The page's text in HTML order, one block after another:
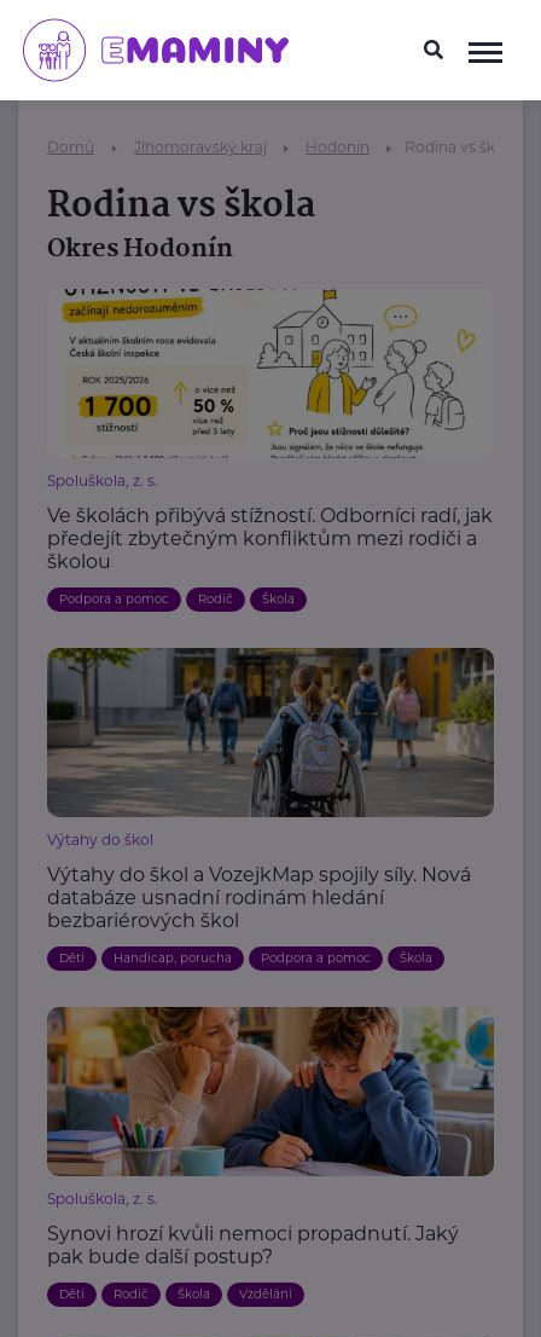
Domů Jihomoravský kraj Hodonín Rodina vs škola
Rodina vs škola
Okres Hodonín
Spoluškola, z. s.
Ve školách přibývá stížností. Odborníci radí, jak
předejít zbytečným konfliktům mezi rodiči a
školou
Podpora a pomoc Rodič Škola
Výtahy do škol
Výtahy do škol a VozejkMap spojily síly. Nová
databáze usnadní rodinám hledání
bezbariérových škol
Děti Handicap, porucha Podpora a pomoc Škola
Spoluškola, z. s.
Synovi hrozí kvůli nemoci propadnutí. Jaký
pak bude další postup?
Děti Rodič Škola Vzdělání